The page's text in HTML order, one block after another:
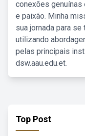
conexões
e paixão. Minha
sua jornada para se
utilizando
pelas principais
dsw.aau.edu.et.
Top Post